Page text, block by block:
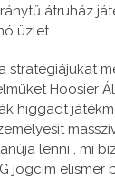
átruház
üzlet .
Hoosier
higgadt
lenni , mi
jogcím